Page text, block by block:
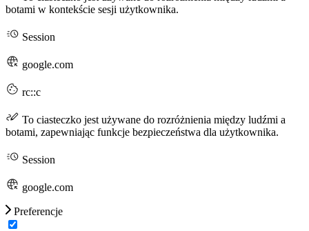
botami w kontekście sesji użytkownika.
Session
google.com
rc::c
To ciasteczko jest używane do rozróżnienia między ludźmi a
botami, zapewniając funkcje bezpieczeństwa dla użytkownika.
Session
google.com
Preferencje